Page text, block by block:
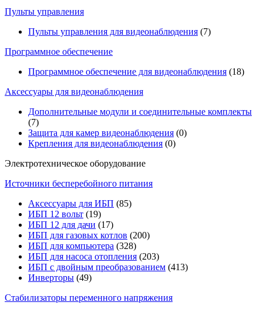
Пульты управления
Пульты управления для видеонаблюдения (7)
Программное обеспечение
Программное обеспечение для видеонаблюдения (18)
Аксессуары для видеонаблюдения
Дополнительные модули и соединительные комплекты
(7)
Защита для камер видеонаблюдения (0)
Крепления для видеонаблюдения (0)
Электротехническое оборудование
Источники бесперебойного питания
Аксессуары для ИБП (85)
ИБП 12 вольт (19)
ИБП 12 для дачи (17)
ИБП для газовых котлов (200)
ИБП для компьютера (328)
ИБП для насоса отопления (203)
ИБП с двойным преобразованием (413)
Инверторы (49)
Стабилизаторы переменного напряжения